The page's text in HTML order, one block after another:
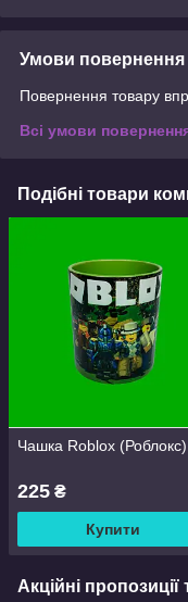
Умови повернення
Повернення товару
Всі умови
Подібні товари
Чашка Roblox (Роблокс)
225 ₴
Купити
Акційні